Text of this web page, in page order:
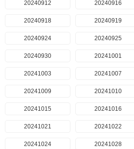
20240912 20240916
20240918 20240919
20240924 20240925
20240930 20241001
20241003 20241007
20241009 20241010
20241015 20241016
20241021 20241022
20241024 20241028